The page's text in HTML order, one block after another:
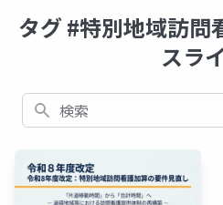
タグ #特別地域訪問
スラ
検索